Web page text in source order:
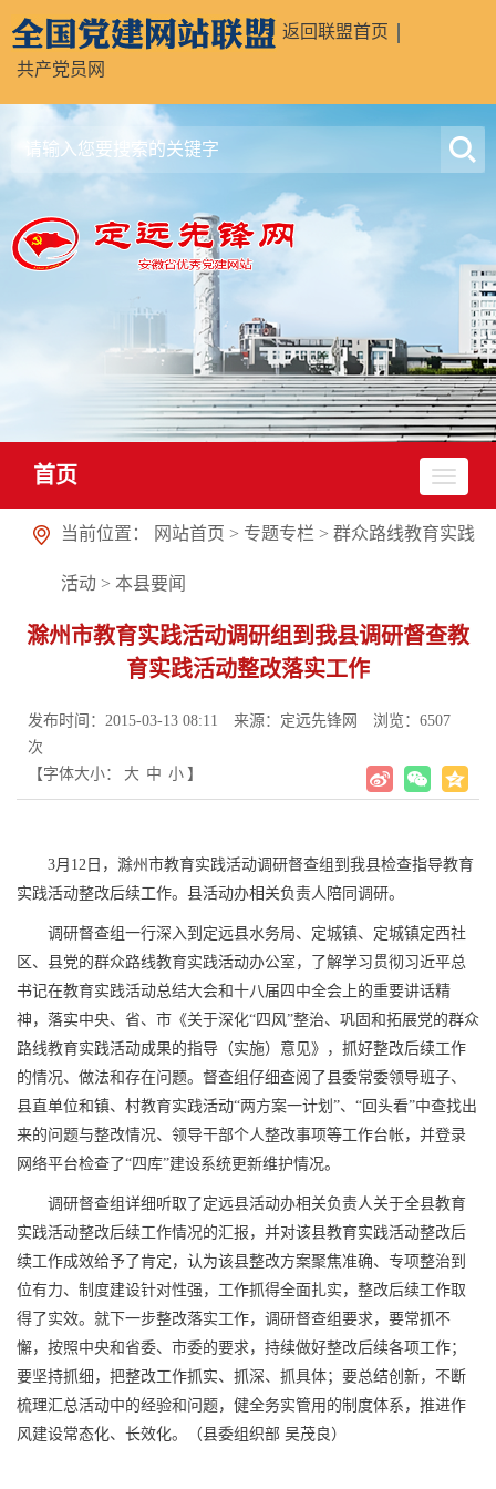
返回联盟首页
共产党员网
首页
当前位置： 网站首页 > 专题专栏 > 群众路线教育实践
活动 > 本县要闻
滁州市教育实践活动调研组到我县调研督查教
育实践活动整改落实工作
发布时间：2015-03-13 08:11 来源：定远先锋网 浏览： 6507
次
【字体大小：
大 中 小 】
3月12日，滁州市教育实践活动调研督查组到我县检查指导教育
实践活动整改后续工作。县活动办相关负责人陪同调研。
调研督查组一行深入到定远县水务局、定城镇、定城镇定西社
区、县党的群众路线教育实践活动办公室，了解学习贯彻习近平总
书记在教育实践活动总结大会和十八届四中全会上的重要讲话精
神，落实中央、省、市《关于深化“四风”整治、巩固和拓展党的群众
路线教育实践活动成果的指导（实施）意见》，抓好整改后续工作
的情况、做法和存在问题。督查组仔细查阅了县委常委领导班子、
县直单位和镇、村教育实践活动“两方案一计划”、“回头看”中查找出
来的问题与整改情况、领导干部个人整改事项等工作台帐，并登录
网络平台检查了“四库”建设系统更新维护情况。
调研督查组详细听取了定远县活动办相关负责人关于全县教育
实践活动整改后续工作情况的汇报，并对该县教育实践活动整改后
续工作成效给予了肯定，认为该县整改方案聚焦准确、专项整治到
位有力、制度建设针对性强，工作抓得全面扎实，整改后续工作取
得了实效。就下一步整改落实工作，调研督查组要求，要常抓不
懈，按照中央和省委、市委的要求，持续做好整改后续各项工作；
要坚持抓细，把整改工作抓实、抓深、抓具体；要总结创新，不断
梳理汇总活动中的经验和问题，健全务实管用的制度体系，推进作
风建设常态化、长效化。（县委组织部 吴茂良）